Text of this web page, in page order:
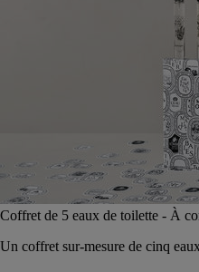
Coffret de 5 eaux de toilette - À
Un coffret sur-mesure de cinq